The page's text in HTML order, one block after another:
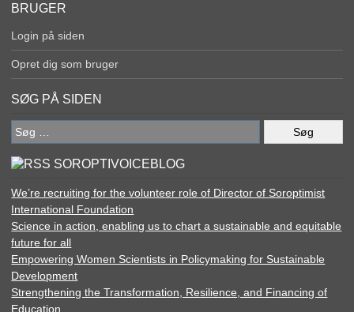
BRUGER
Login på siden
Opret dig som bruger
SØG PÅ SIDEN
Søg
efter:
SOROPTIVOICEBLOG
We’re recruiting for the volunteer role of Director of Soroptimist
International Foundation
Science in action, enabling us to chart a sustainable and equitable
future for all
Empowering Women Scientists in Policymaking for Sustainable
Development
Strengthening the Transformation, Resilience, and Financing of
Education